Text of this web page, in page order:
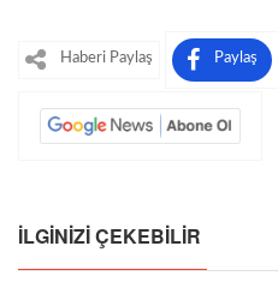
Haberi Paylaş Paylaş
İLGINIZI ÇEKEBILIR